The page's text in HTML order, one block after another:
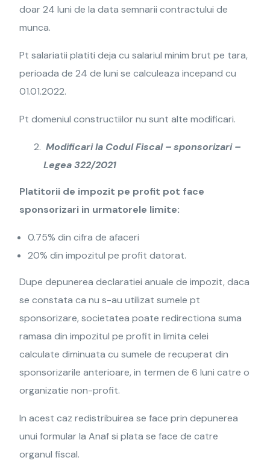
doar 24 luni de la data semnarii contractului de
munca.
Pt salariatii platiti deja cu salariul minim brut pe tara,
perioada de 24 de luni se calculeaza incepand cu
01.01.2022.
Pt domeniul constructiilor nu sunt alte modificari.
Modificari la Codul Fiscal – sponsorizari –
Legea 322/2021
Platitorii de impozit pe profit pot face
sponsorizari in urmatorele limite:
0.75% din cifra de afaceri
20% din impozitul pe profit datorat.
Dupe depunerea declaratiei anuale de impozit, daca
se constata ca nu s-au utilizat sumele pt
sponsorizare, societatea poate redirectiona suma
ramasa din impozitul pe profit in limita celei
calculate diminuata cu sumele de recuperat din
sponsorizarile anterioare, in termen de 6 luni catre o
organizatie non-profit.
In acest caz redistribuirea se face prin depunerea
unui formular la Anaf si plata se face de catre
organul fiscal.